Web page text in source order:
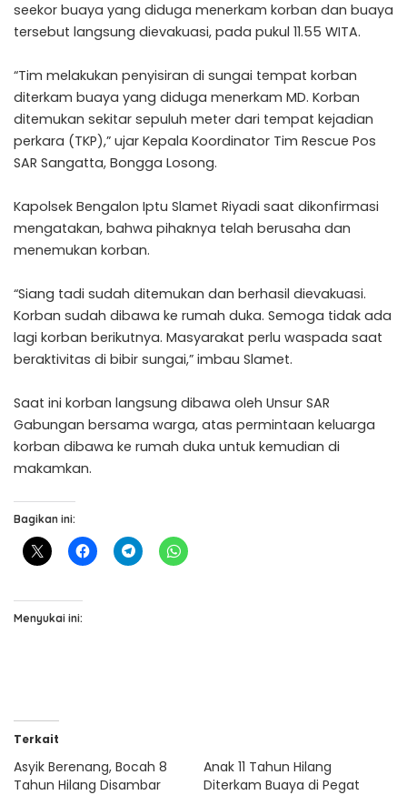
seekor buaya yang diduga menerkam korban dan buaya
tersebut langsung dievakuasi, pada pukul 11.55 WITA.
“Tim melakukan penyisiran di sungai tempat korban
diterkam buaya yang diduga menerkam MD. Korban
ditemukan sekitar sepuluh meter dari tempat kejadian
perkara (TKP),” ujar Kepala Koordinator Tim Rescue Pos
SAR Sangatta, Bongga Losong.
Kapolsek Bengalon Iptu Slamet Riyadi saat dikonfirmasi
mengatakan, bahwa pihaknya telah berusaha dan
menemukan korban.
“Siang tadi sudah ditemukan dan berhasil dievakuasi.
Korban sudah dibawa ke rumah duka. Semoga tidak ada
lagi korban berikutnya. Masyarakat perlu waspada saat
beraktivitas di bibir sungai,” imbau Slamet.
Saat ini korban langsung dibawa oleh Unsur SAR
Gabungan bersama warga, atas permintaan keluarga
korban dibawa ke rumah duka untuk kemudian di
makamkan.
Bagikan ini:
Menyukai ini:
Terkait
Asyik Berenang, Bocah 8
Tahun Hilang Disambar
Anak 11 Tahun Hilang
Diterkam Buaya di Pegat